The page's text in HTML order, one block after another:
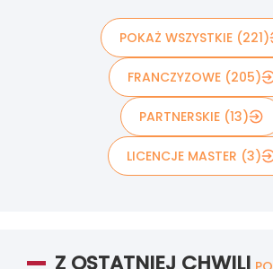
POKAŻ WSZYSTKIE (221)
FRANCZYZOWE (205)
PARTNERSKIE (13)
LICENCJE MASTER (3)
Z OSTATNIEJ CHWILI